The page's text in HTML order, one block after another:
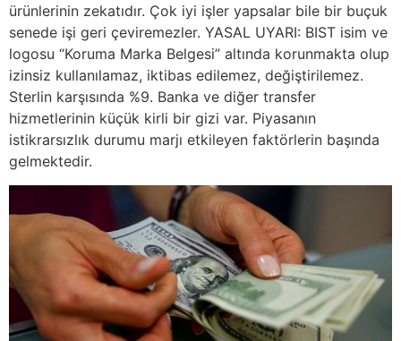
ürünlerinin zekatıdır. Çok iyi işler yapsalar bile bir buçuk
senede işi geri çeviremezler. YASAL UYARI: BIST isim ve
logosu “Koruma Marka Belgesi” altında korunmakta olup
izinsiz kullanılamaz, iktibas edilemez, değiştirilemez.
Sterlin karşısında %9. Banka ve diğer transfer
hizmetlerinin küçük kirli bir gizi var. Piyasanın
istikrarsızlık durumu marjı etkileyen faktörlerin başında
gelmektedir.